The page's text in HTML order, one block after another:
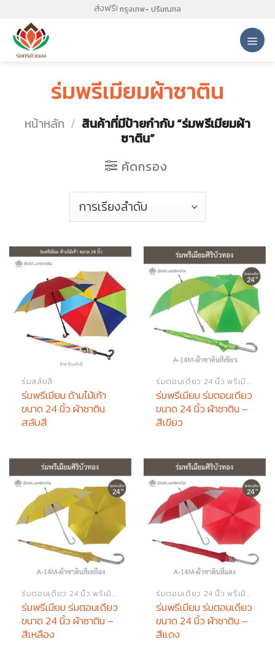
content
ส่งฟรี! กรุงเทพ- ปริมณฑล
ร่มพรีเมียมผ้าซาติน
หน้าหลัก / สินค้าที่มีป้ายกำกับ “ร่มพรีเมียมผ้า
ซาติน”
คัดกรอง
ร่มสลับสี
ร่มพรีเมียม ด้ามไม้เท้า
ขนาด 24 นิ้ว ผ้าซาติน
สลับสี
ร่มตอนเดียว 24 นิ้ว พรีเมียม
ร่มพรีเมียม ร่มตอนเดียว
ขนาด 24 นิ้ว ผ้าซาติน –
สีเขียว
ร่มตอนเดียว 24 นิ้ว พรีเมียม
ร่มพรีเมียม ร่มตอนเดียว
ขนาด 24 นิ้ว ผ้าซาติน –
สีเหลือง
ร่มตอนเดียว 24 นิ้ว พรีเมียม
ร่มพรีเมียม ร่มตอนเดียว
ขนาด 24 นิ้ว ผ้าซาติน –
สีแดง